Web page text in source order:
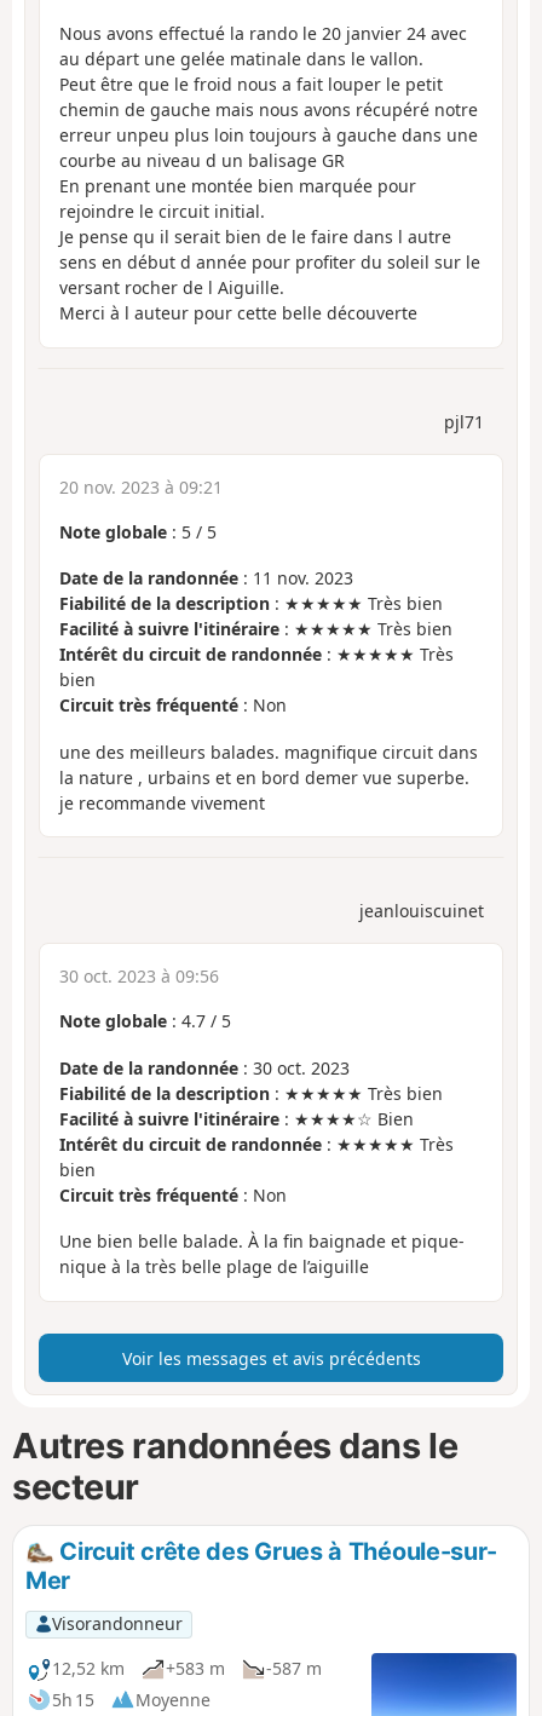
Nous avons effectué la rando le 20 janvier 24 avec
au départ une gelée matinale dans le vallon.
Peut être que le froid nous a fait louper le petit
chemin de gauche mais nous avons récupéré notre
erreur unpeu plus loin toujours à gauche dans une
courbe au niveau d un balisage GR
En prenant une montée bien marquée pour
rejoindre le circuit initial.
Je pense qu il serait bien de le faire dans l autre
sens en début d année pour profiter du soleil sur le
versant rocher de l Aiguille.
Merci à l auteur pour cette belle découverte
pjl71
20 nov. 2023 à 09:21
Note globale : 5 / 5
Date de la randonnée : 11 nov. 2023
Fiabilité de la description : ★★★★★ Très bien
Facilité à suivre l'itinéraire : ★★★★★ Très bien
Intérêt du circuit de randonnée : ★★★★★ Très
bien
Circuit très fréquenté : Non
une des meilleurs balades. magnifique circuit dans
la nature , urbains et en bord demer vue superbe.
je recommande vivement
jeanlouiscuinet
30 oct. 2023 à 09:56
Note globale : 4.7 / 5
Date de la randonnée : 30 oct. 2023
Fiabilité de la description : ★★★★★ Très bien
Facilité à suivre l'itinéraire : ★★★★☆ Bien
Intérêt du circuit de randonnée : ★★★★★ Très
bien
Circuit très fréquenté : Non
Une bien belle balade. À la fin baignade et pique-
nique à la très belle plage de l’aiguille
Voir les messages et avis précédents
Autres randonnées dans le
secteur
Circuit crête des Grues à Théoule-sur-
Mer
Visorandonneur
12,52 km
+583 m
-587 m
5h 15
Moyenne